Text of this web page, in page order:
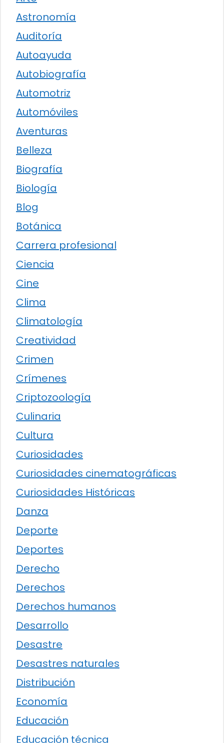
Astronomía
Auditoría
Autoayuda
Autobiografía
Automotriz
Automóviles
Aventuras
Belleza
Biografía
Biología
Blog
Botánica
Carrera profesional
Ciencia
Cine
Clima
Climatología
Creatividad
Crimen
Crímenes
Criptozoología
Culinaria
Cultura
Curiosidades
Curiosidades cinematográficas
Curiosidades Históricas
Danza
Deporte
Deportes
Derecho
Derechos
Derechos humanos
Desarrollo
Desastre
Desastres naturales
Distribución
Economía
Educación
Educación técnica